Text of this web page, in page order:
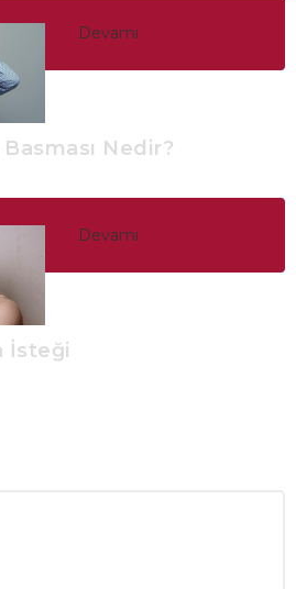
Nedir?
Devamı
İsteği
Devamı